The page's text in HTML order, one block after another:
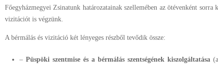
Főegyházmegyei Zsinatunk határozatainak szellemében az ötévenként
vizitációt is végzünk.
A bérmálás és vizitáció két lényeges részből tevődik össze:
–Püspöki szentmise és a bérmálás szentségének kiszolgáltatása